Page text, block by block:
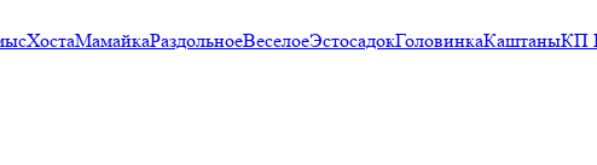
ХостаМамайкаРаздольноеВеселоеЭстосадокГоловинкаКаштаныКП